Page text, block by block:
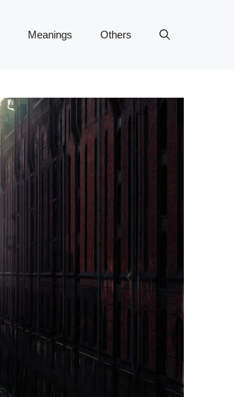
Meanings Others